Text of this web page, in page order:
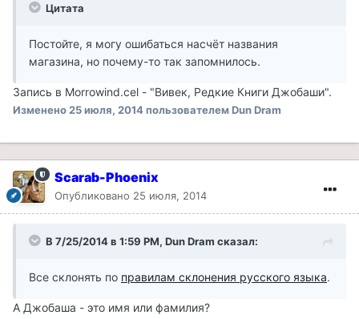
Цитата
Постойте, я могу ошибаться насчёт названия
магазина, но почему-то так запомнилось.
Запись в Morrowind.cel - "Вивек, Редкие Книги Джобаши".
Изменено 25 июля, 2014пользователем Dun Dram
Scarab-Phoenix
Опубликовано 25 июля, 2014
В 7/25/2014 в 1:59 PM, Dun Dram сказал:
Все склонять по правилам склонения русского языка.
А Джобаша - это имя или фамилия?